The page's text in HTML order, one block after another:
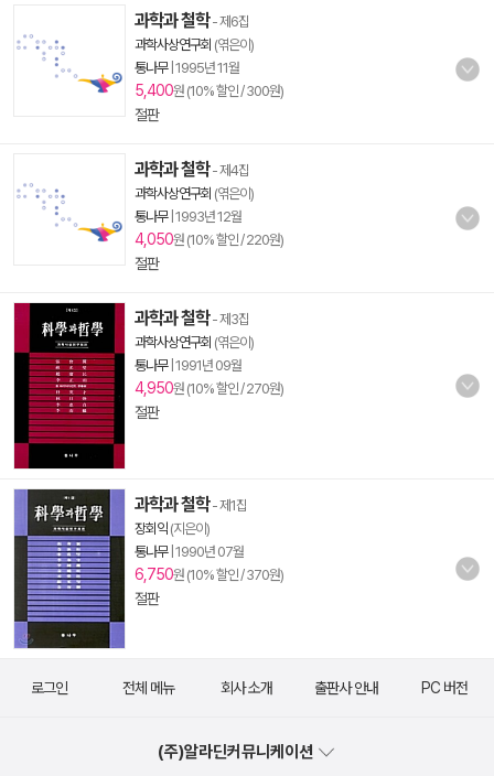
과학과 철학- 제6집
과학사상연구회 (엮은이)
통나무| 1995년 11월
5,400원 (10% 할인 / 300원)
절판
과학과 철학- 제4집
과학사상연구회 (엮은이)
통나무| 1993년 12월
4,050원 (10% 할인 / 220원)
절판
과학과 철학- 제3집
과학사상연구회 (엮은이)
통나무| 1991년 09월
4,950원 (10% 할인 / 270원)
절판
과학과 철학- 제1집
장회익 (지은이)
통나무| 1990년 07월
6,750원 (10% 할인 / 370원)
절판
로그인 전체 메뉴 회사 소개 출판사 안내 PC 버전
(주)알라딘커뮤니케이션